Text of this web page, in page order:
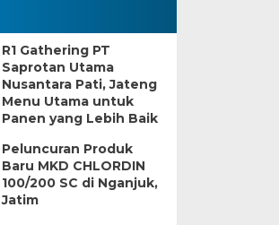
R1 Gathering PT
Saprotan Utama
Nusantara Pati, Jateng
Menu Utama untuk
Panen yang Lebih Baik
Peluncuran Produk
Baru MKD CHLORDIN
100/200 SC di Nganjuk,
Jatim